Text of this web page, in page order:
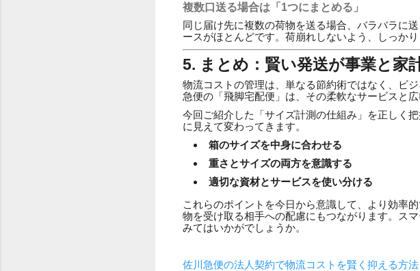
複数口送る場合は「1つにまとめる」
同じ届け先に複数の荷物を送る場合、バラバラに
ースがほとんどです。荷崩れしないよう、しっか
5. まとめ：賢い発送が事業と家
物流コストの管理は、単なる節約術ではなく、ビ
急便の「飛脚宅配便」は、その柔軟なサービスと
今回ご紹介した「サイズ計測の仕組み」を正しく
に見えて変わってきます。
箱のサイズを中身に合わせる
重さとサイズの両方を意識する
適切な資材とサービスを使い分ける
これらのポイントを今日から意識して、より効率
物を受け取る相手への配慮にもつながります。ス
みてはいかがでしょうか。
佐川急便の法人契約で物流コストを賢く抑える方